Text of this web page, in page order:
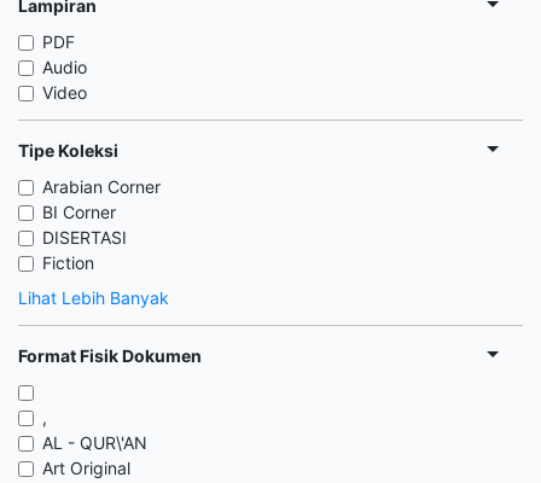
Lampiran
PDF
Audio
Video
Tipe Koleksi
Arabian Corner
BI Corner
DISERTASI
Fiction
Lihat Lebih Banyak
Format Fisik Dokumen
,
AL - QUR\'AN
Art Original